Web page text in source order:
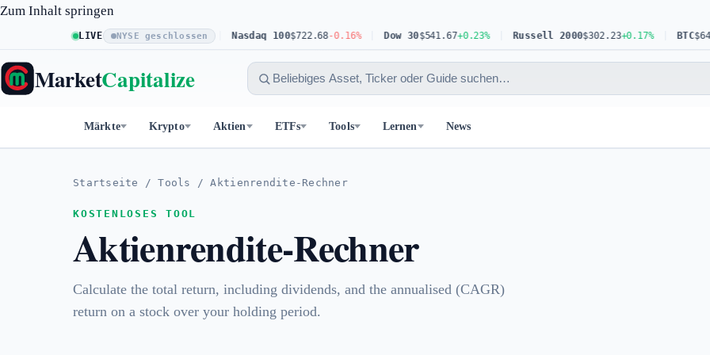
Zum Inhalt springen
LIVE NYSE geschlossen
S&P 500$773.11+0.23% Nasdaq 100$722.68 -0.16% Dow 30 $541.67+0.23% Russell 2000$302.23 +0.17% BTC
MarketCapitalize
Märkte Krypto Aktien ETFs Tools Lernen News
Startseite /Tools / Aktienrendite-Rechner
KOSTENLOSES TOOL
Aktienrendite-Rechner
Calculate the total return, including dividends, and the annualised (CAGR)
return on a stock over your holding period.